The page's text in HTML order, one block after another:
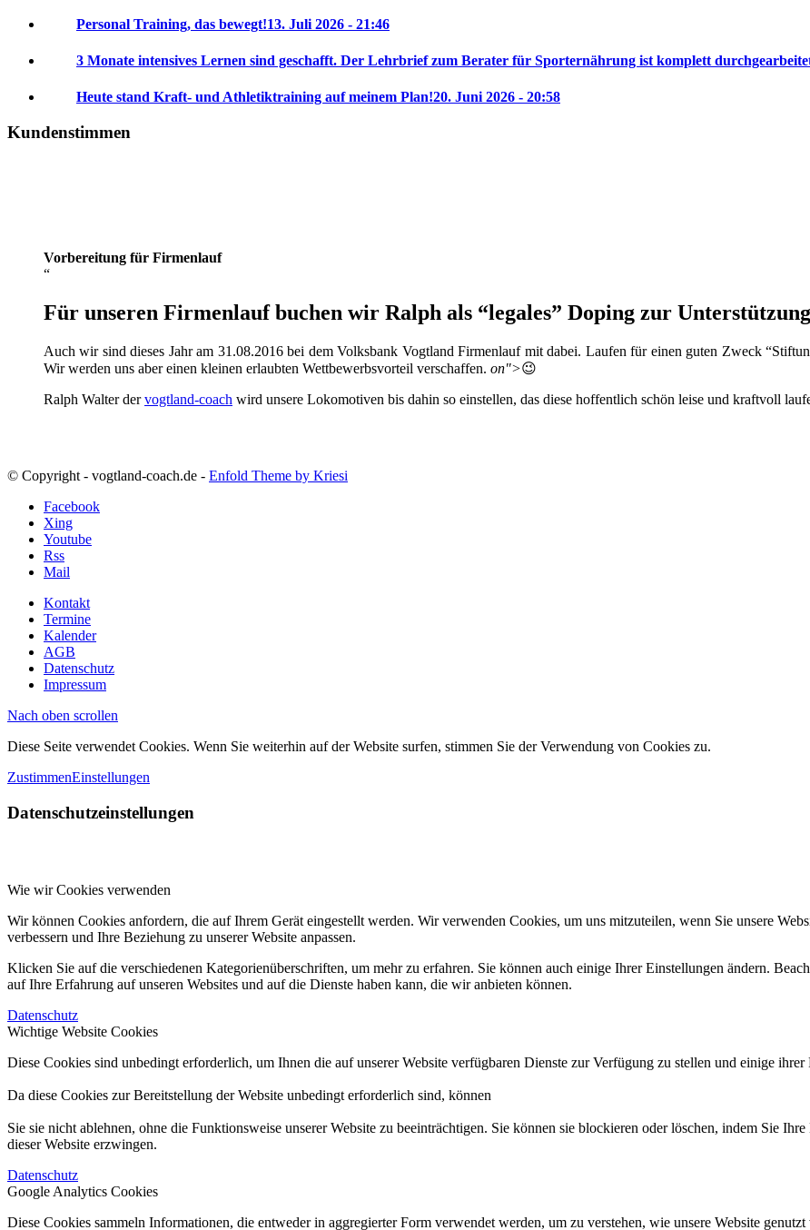
Personal Training, das bewegt!13. Juli 2026 - 21:46
3 Monate intensives Lernen sind geschafft. Der Lehrbrief zum Berater für Sporternährung ist komplett
Heute stand Kraft- und Athletiktraining auf meinem Plan!20. Juni 2026 - 20:58
Kundenstimmen
Vorbereitung für Firmenlauf
Für unseren Firmenlauf buchen wir Ralph als “legales” Doping zur
Auch wir sind dieses Jahr am 31.08.2016 bei dem Volksbank Vogtland Firmenlauf mit dabei. Laufen für einen guten Zweck
Wir werden uns aber einen kleinen erlaubten Wettbewerbsvorteil verschaffen. on">😉
Ralph Walter dervogtland-coach wird unsere Lokomotiven bis dahin so einstellen, das diese hoffentlich schön leise und kraftvoll
© Copyright - vogtland-coach.de - Enfold Theme by Kriesi
Facebook
Xing
Youtube
Rss
Mail
Kontakt
Termine
Kalender
AGB
Datenschutz
Impressum
Nach oben scrollen
Diese Seite verwendet Cookies. Wenn Sie weiterhin auf der Website surfen, stimmen Sie der Verwendung von Cookies zu.
ZustimmenEinstellungen
Datenschutzeinstellungen
Wie wir Cookies verwenden
Wir können Cookies anfordern, die auf Ihrem Gerät eingestellt werden. Wir verwenden Cookies, um uns mitzuteilen, wenn Sie unsere
verbessern und Ihre Beziehung zu unserer Website anpassen.
Klicken Sie auf die verschiedenen Kategorienüberschriften, um mehr zu erfahren. Sie können auch einige Ihrer Einstellungen ändern.
auf Ihre Erfahrung auf unseren Websites und auf die Dienste haben kann, die wir anbieten können.
Datenschutz
Wichtige Website Cookies
Diese Cookies sind unbedingt erforderlich, um Ihnen die auf unserer Website verfügbaren Dienste zur Verfügung zu stellen und einige ihrer
Da diese Cookies zur Bereitstellung der Website unbedingt erforderlich sind, können
Sie sie nicht ablehnen, ohne die Funktionsweise unserer Website zu beeinträchtigen. Sie können sie blockieren oder löschen, indem Sie
dieser Website erzwingen.
Datenschutz
Google Analytics Cookies
Diese Cookies sammeln Informationen, die entweder in aggregierter Form verwendet werden, um zu verstehen, wie unsere Website